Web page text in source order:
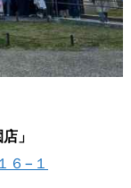
」
６−１